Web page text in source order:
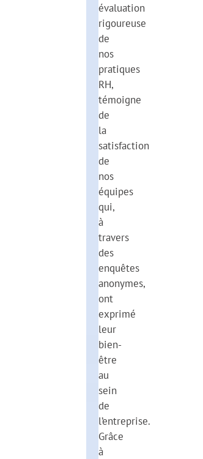
évaluation
rigoureuse
de
nos
pratiques
RH,
témoigne
de
la
satisfaction
de
nos
équipes
qui,
à
travers
des
enquêtes
anonymes,
ont
exprimé
leur
bien-
être
au
sein
de
l’entreprise.
Grâce
à